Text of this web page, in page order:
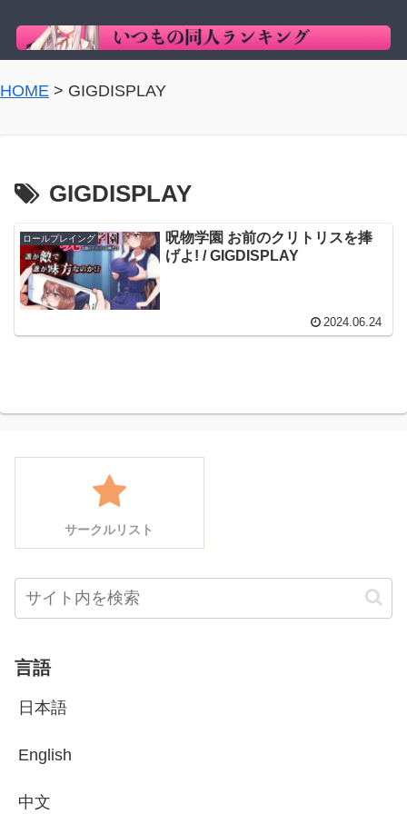
HOME > GIGDISPLAY
GIGDISPLAY
ロールプレイング
呪物学園 お前のクリトリスを捧
げよ! / GIGDISPLAY
2024.06.24
サークルリスト
言語
日本語
English
中文